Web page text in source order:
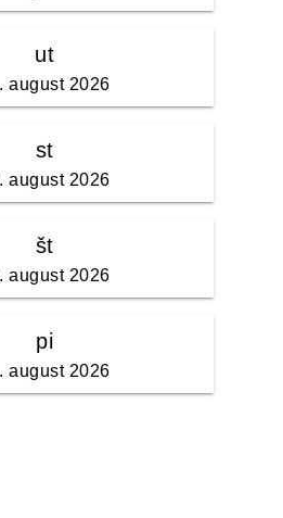
ut
august 2026
st
august 2026
št
august 2026
pi
august 2026